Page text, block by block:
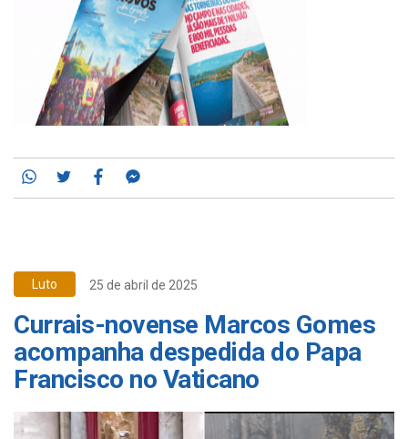
Whatsapp
TwitterFacebook
Luto 25 de abril de 2025
Currais-novense Marcos Gomes
acompanha despedida do Papa
Francisco no Vaticano